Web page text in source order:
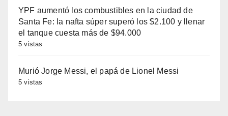
YPF aumentó los combustibles en la ciudad de
Santa Fe: la nafta súper superó los $2.100 y llenar
el tanque cuesta más de $94.000
5 vistas
Murió Jorge Messi, el papá de Lionel Messi
5 vistas